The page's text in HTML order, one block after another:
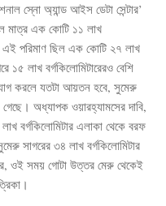
স্নো অ্যান্ড আইস ডেটা সেন্টার’
মাত্র এক কোটি ১১ লাখ
পরিমাণ ছিল এক কোটি ২৭ লাখ
১৫ লাখ বর্গকিলোমিটারেরও বেশি
করলে যতটা আয়তন হবে, সুমেরু
অধ্যাপক ওয়ারহ্যামসের দাবি,
বর্গকিলোমিটার এলাকা থেকে বরফ
সাগরের ৩৪ লাখ বর্গকিলোমিটার
ওই সময় গোটা উত্তর মেরু থেকেই